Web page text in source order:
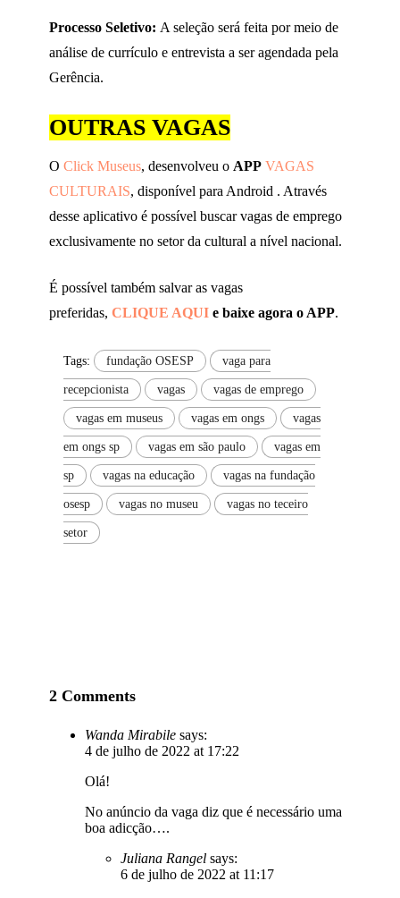
Processo Seletivo: A seleção será feita por meio de
análise de currículo e entrevista a ser agendada pela
Gerência.
OUTRAS VAGAS
O Click Museus, desenvolveu o APP VAGAS
CULTURAIS, disponível para Android . Através
desse aplicativo é possível buscar vagas de emprego
exclusivamente no setor da cultural a nível nacional.
É possível também salvar as vagas
preferidas, CLIQUE AQUI e baixe agora o APP.
Tags: fundação OSESP vaga para
recepcionista vagas vagas de emprego
vagas em museus vagas em ongs vagas
em ongs sp vagas em são paulo vagas em
sp vagas na educação vagas na fundação
osesp vagas no museu vagas no teceiro
setor
2 Comments
Wanda Mirabile says:
4 de julho de 2022 at 17:22
Olá!
No anúncio da vaga diz que é necessário uma
boa adicção….
Juliana Rangel says:
6 de julho de 2022 at 11:17